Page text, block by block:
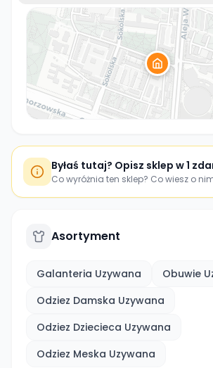
Byłaś tutaj? Opisz sklep w 1
Co wyróżnia ten sklep? Co wiesz o
Asortyment
Galanteria Uzywana
Obuwie
Odziez Damska Uzywana
Odziez Dziecieca Uzywana
Odziez Meska Uzywana